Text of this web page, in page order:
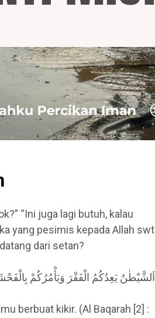
“Ini juga lagi butuh, kalau
yang pesimis kepada Allah swt
dari setan?
berbuat kikir. (Al Baqarah [2] :